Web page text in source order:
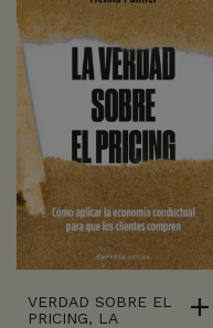
VERDAD SOBRE EL
PRICING, LA